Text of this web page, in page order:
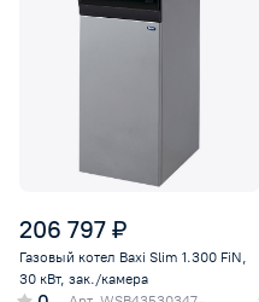
206 797 ₽
Газовый котел Baxi Slim 1.300 FiN,
30 кВт, зак./камера